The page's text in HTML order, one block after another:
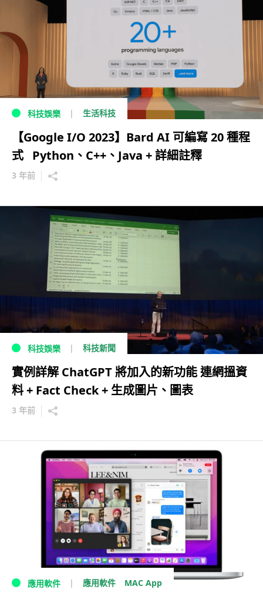
科技娛樂 生活科技
【Google I/O 2023】Bard AI 可編寫 20 種程
式 Python、C++、Java + 詳細註釋
3 年前
科技娛樂 科技新聞
實例詳解 ChatGPT 將加入的新功能 連網搵資
料 + Fact Check + 生成圖片、圖表
3 年前
應用軟件 應用軟件 MAC App